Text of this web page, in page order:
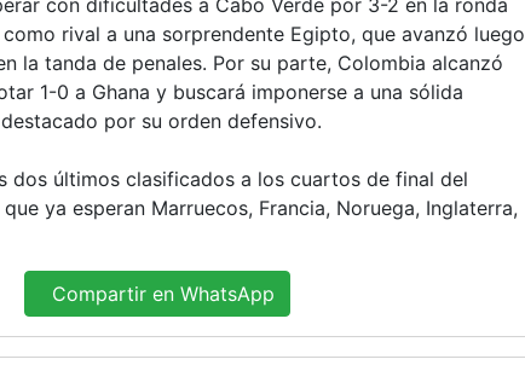
rival a una sorprendente Egipto, que avanzó luego
la tanda de penales. Por su parte, Colombia alcanzó
1-0 a Ghana y buscará imponerse a una sólida
por su orden defensivo.
dos últimos clasificados a los cuartos de final del
ya esperan Marruecos, Francia, Noruega, Inglaterra,
Compartir en WhatsApp